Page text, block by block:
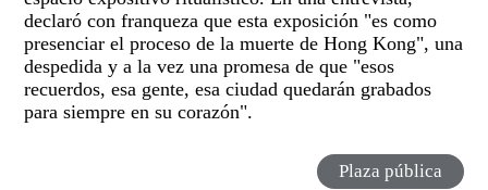
declaró con franqueza que esta exposición "es como
presenciar el proceso de la muerte de Hong Kong", una
despedida y a la vez una promesa de que "esos
recuerdos, esa gente, esa ciudad quedarán grabados
para siempre en su corazón".
Plaza pública